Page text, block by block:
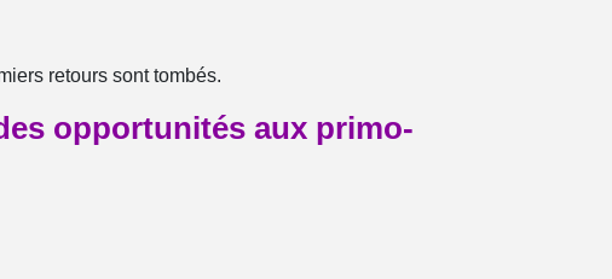
retours sont tombés.
opportunités aux primo-